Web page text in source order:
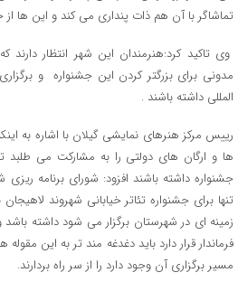
تماشاگر با آن هم ذات پنداری می کند و این ها
وی تاکید کرد:هنرمندان این شهر انتظار دارند
مدونی برای بزرگتر کردن این جشنواره و
المللی داشته باشند .
رییس مرکز هنرهای نمایشی گیلان با اشاره به
ها و ارگان های دولتی را به مشارکت می طلبد
جشنواره داشته باشند افزود: شورای برنامه ریزی
تنها برای جشنواره تئاتر خیابانی شهروند
زمینه ای در شهرستان برگزار می شود داشته
فرماندار قرار دارد باید دغدغه مند تر به این
مسیر برگزاری آن وجود دارد را از سر راه بردارند.